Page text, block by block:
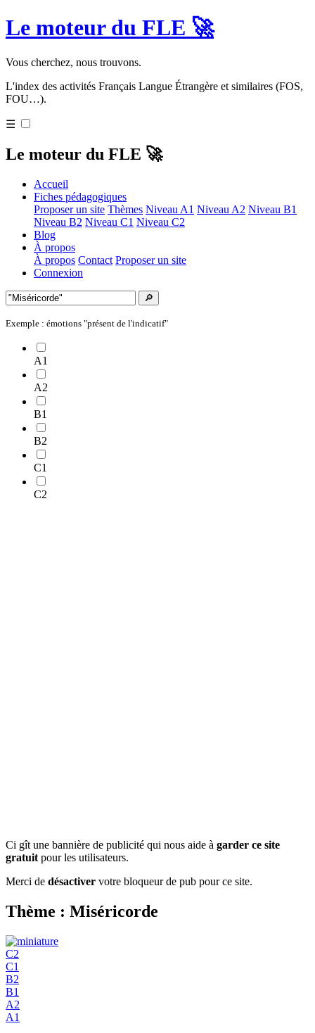
Le moteur du FLE 🚀
Vous cherchez, nous trouvons.
L'index des activités Français Langue Étrangère et similaires (FOS,
FOU…).
☰
Le moteur du FLE 🚀
Accueil
Fiches pédagogiques
Proposer un site Thèmes Niveau A1 Niveau A2 Niveau B1
Niveau B2 Niveau C1 Niveau C2
Blog
À propos
À propos Contact Proposer un site
Connexion
🔎
Exemple : émotions "présent de l'indicatif"
A1
A2
B1
B2
C1
C2
Ci gît une bannière de publicité qui nous aide à garder ce site
gratuit pour les utilisateurs.
Merci de désactiver votre bloqueur de pub pour ce site.
Thème : Miséricorde
C2
C1
B2
B1
A2
A1